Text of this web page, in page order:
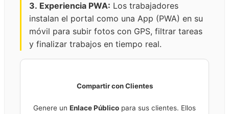
3. Experiencia PWA: Los trabajadores
instalan el portal como una App (PWA) en su
móvil para subir fotos con GPS, filtrar tareas
y finalizar trabajos en tiempo real.
Compartir con Clientes
Genere un Enlace Público para sus clientes. Ellos